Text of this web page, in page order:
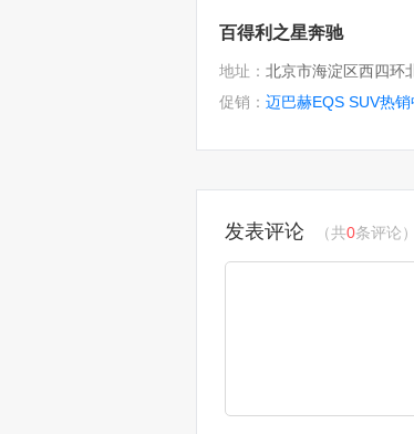
百得利之星奔驰
地址：
促销： 迈巴赫EQS SUV热
发表评论 （共0条评论）